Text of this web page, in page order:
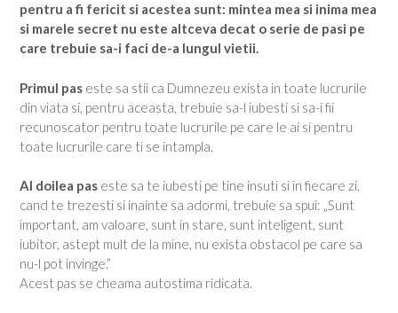
pentru a fi fericit si acestea sunt: mintea mea si inima mea
si marele secret nu este altceva decat o serie de pasi pe
care trebuie sa-i faci de-a lungul vietii.
Primul pas este sa stii ca Dumnezeu exista in toate lucrurile
din viata si, pentru aceasta, trebuie sa-l iubesti si sa-i fii
recunoscator pentru toate lucrurile pe care le ai si pentru
toate lucrurile care ti se intampla.
Al doilea pas este sa te iubesti pe tine insuti si in fiecare zi,
cand te trezesti si inainte sa adormi, trebuie sa spui: „Sunt
important, am valoare, sunt in stare, sunt inteligent, sunt
iubitor, astept mult de la mine, nu exista obstacol pe care sa
nu-l pot invinge.”
Acest pas se cheama autostima ridicata.